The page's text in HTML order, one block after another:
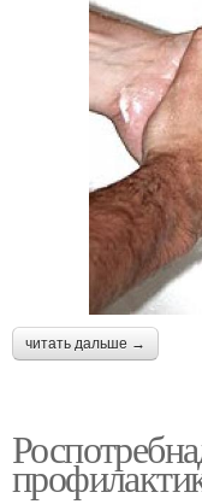
читать дальше →